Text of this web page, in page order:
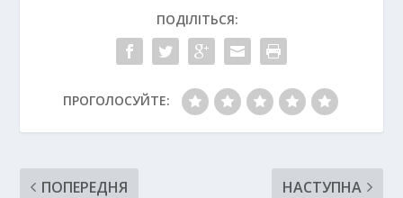
ПОДІЛІТЬСЯ:
ПРОГОЛОСУЙТЕ:
ПОПЕРЕДНЯ НАСТУПНА